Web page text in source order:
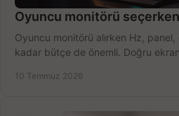
Oyuncu monitörü seçerken
Oyuncu monitörü alırken Hz,
kadar bütçe de önemli. Doğru
10 Temmuz 2026